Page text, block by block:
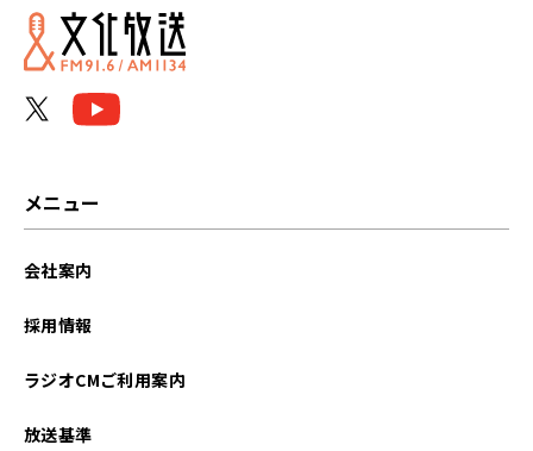
メニュー
会社案内
採用情報
ラジオCMご利用案内
放送基準